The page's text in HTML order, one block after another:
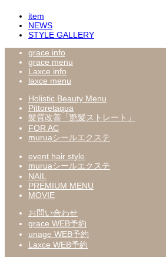
item
NEWS
STYLE GALLERY
grace info
grace menu
Laxce info
laxce menu
Holistic Beauty Menu
Pittoretaqua
髪質改善「艶髪ストレート」
FOR AC
muruaシールエクステ
event hair style
muruaシールエクステ
NAIL
PREMIUM MENU
MOVIE
お問い合わせ
grace WEB予約
unage WEB予約
Laxce WEB予約